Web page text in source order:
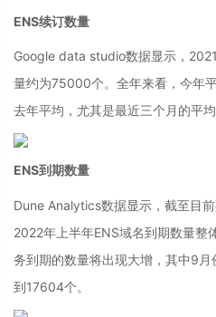
ENS续订数量
Google data studio数据显示，
量约为75000个。全年来看，今年
去年平均，尤其是最近三个月的平
ENS到期数量
Dune Analytics数据显示，截至目
2022年上半年ENS域名到期数量整
务到期的数量将出现大增，其中9
到17604个。